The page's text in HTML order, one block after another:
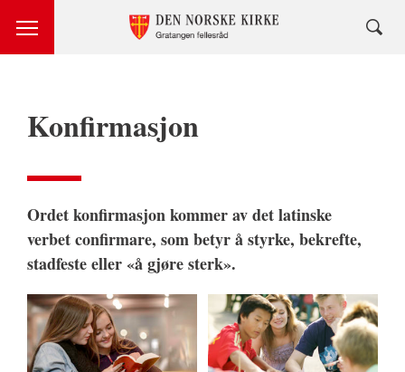
Konfirmasjon
Ordet konfirmasjon kommer av det latinske
verbet confirmare, som betyr å styrke, bekrefte,
stadfeste eller «å gjøre sterk».